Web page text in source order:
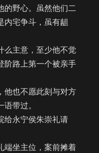
的野心。虽然他们二
内宅争斗，虽有龃
主意，至少他不觉
阶路上第一个被亲手
也不愿此刻与对方
带过。
永宁侯朱崇礼请
坐主位，案前摊着